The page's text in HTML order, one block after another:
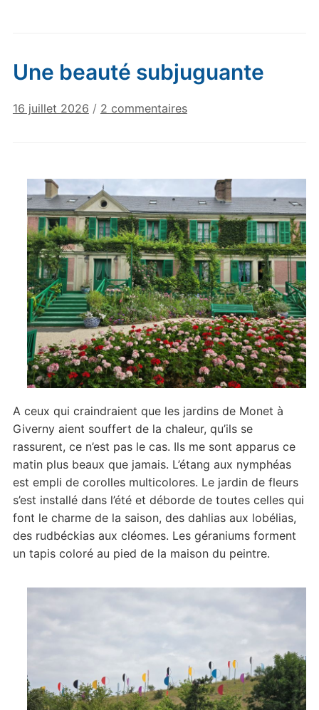
Une beauté subjuguante
16 juillet 2026 / 2 commentairessur
A ceux qui craindraient que les jardins de Monet à
Giverny aient souffert de la chaleur, qu’ils se
rassurent, ce n’est pas le cas. Ils me sont apparus ce
matin plus beaux que jamais. L’étang aux nymphéas
est empli de corolles multicolores. Le jardin de fleurs
s’est installé dans l’été et déborde de toutes celles qui
font le charme de la saison, des dahlias aux lobélias,
des rudbéckias aux cléomes. Les géraniums forment
un tapis coloré au pied de la maison du peintre.